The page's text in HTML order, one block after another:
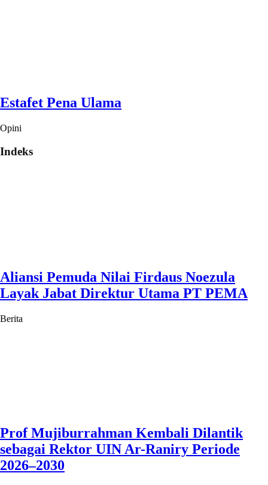
Estafet Pena Ulama
Opini
Indeks
Aliansi Pemuda Nilai Firdaus Noezula
Layak Jabat Direktur Utama PT PEMA
Berita
Prof Mujiburrahman Kembali Dilantik
sebagai Rektor UIN Ar-Raniry Periode
2026–2030